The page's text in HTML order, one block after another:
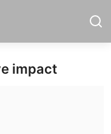
impact